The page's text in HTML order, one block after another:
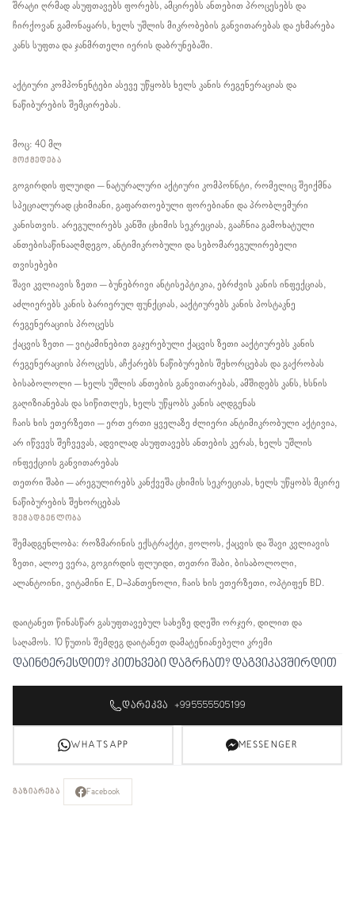
შრატი ღრმად ასუფთავებს ფორებს, ამცირებს ანთებით პროცესებს და
ჩირქოვან გამონაყარს, ხელს უშლის მიკრობების განვითარებას და ეხმარება
კანს სუფთა და ჯანმრთელი იერის დაბრუნებაში.
აქტიური კომპონენტები ასევე უწყობს ხელს კანის რეგენერაციას და
ნაწიბურების შემცირებას.
მოც: 40 მლ
ᲛᲝᲥᲛᲔᲓᲔᲑᲐ
გოგირდის ფლუიდი – ნატურალური აქტიური კომპონნტი, რომელიც შეიქმნა
სპეციალურად ცხიმიანი, გაფართოებული ფორებიანი და პრობლემური
კანისთვის. არეგულირებს კანში ცხიმის სეკრეციას, გააჩნია გამოხატული
ანთებისაწინააღმდეგო, ანტიმიკრობული და სებომარეგულირებელი
თვისებები
შავი კვლიავის ზეთი – ბუნებრივი ანტისეპტიკია, ებრძვის კანის ინფექციას,
აძლიერებს კანის ბარიერულ ფუნქციას, ააქტიურებს კანის პოსტაკნე
რეგენერაციის პროცესს
ქაცვის ზეთი – ვიტამინებით გაჯერებული ქაცვის ზეთი ააქტიურებს კანის
რეგენერაციის პროცესს, აჩქარებს ნაწიბურების შეხორცებას და გაქრობას
ბისაბოლოლი – ხელს უშლის ანთების განვითარებას, ამშიდებს კანს, ხსნის
გაღიზიანებას და სიწითლეს, ხელს უწყობს კანის აღდგენას
ჩაის ხის ეთერზეთი – ერთ ერთი ყველაზე ძლიერი ანტიმიკრობული აქტივია,
არ იწვევს შეჩვევას, ადვილად ასუფთავებს ანთების კერას, ხელს უშლის
ინფექციის განვითარებას
თეთრი შაბი – არეგულირებს კანქვეშა ცხიმის სეკრეციას, ხელს უწყობს მცირე
ნაწიბურების შეხორცებას
ᲨᲔᲛᲐᲓᲒᲔᲜᲚᲝᲑᲐ
შემადგენლობა: როზმარინის ექსტრაქტი, ჟოლოს, ქაცვის და შავი კვლიავის
ზეთი, ალოე ვერა, გოგირდის ფლუიდი, თეთრი შაბი, ბისაბოლოლი,
ალანტოინი, ვიტამინი E, D-პანთენოლი, ჩაის ხის ეთერზეთი, ოპტიფენ BD.
დაიტანეთ წინასწარ გასუფთავებულ სახეზე დღეში ორჯერ, დილით და
საღამოს. 10 წუთის შემდეგ დაიტანეთ დამატენიანებელი კრემი
დაინტერესდით? კითხვები დაგრჩათ? დაგვიკავშირდით
ᲓᲐᲠᲔᲙᲕᲐ +995555505199
WHATSAPP MESSENGER
ᲒᲐᲖᲘᲐᲠᲔᲑᲐ Facebook